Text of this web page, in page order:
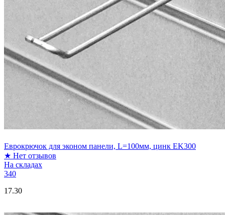
Еврокрючок для эконом панели, L=100мм, цинк EK300
★ Нет отзывов
На складах
340
17.30